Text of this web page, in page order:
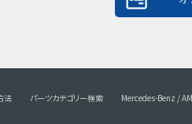
法 パーツカテゴリー検索 Mercedes-Benz /